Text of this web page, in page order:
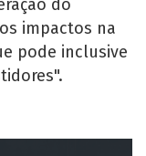
do
impactos na
pode inclusive